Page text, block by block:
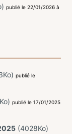
publié le 22/01/2026 à
publié le
publié le 17/01/2025
(4028Ko)